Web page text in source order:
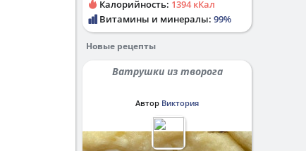
Калорийность: 1394 кКал
Витамины и минералы: 99%
Новые рецепты
Ватрушки из творога
Автор Виктория